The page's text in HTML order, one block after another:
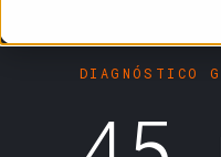
DIAGNÓSTICO